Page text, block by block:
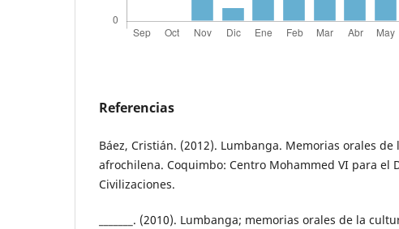
Referencias
Báez, Cristián. (2012). Lumbanga. Memorias orales de
afrochilena. Coquimbo: Centro Mohammed VI para el
Civilizaciones.
_______. (2010). Lumbanga; memorias orales de la